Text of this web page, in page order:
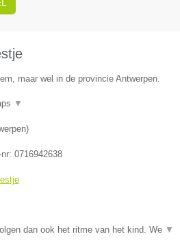
maar wel in de provincie Antwerpen.
▼
)
0716942638
dan ook het ritme van het kind. We ▼